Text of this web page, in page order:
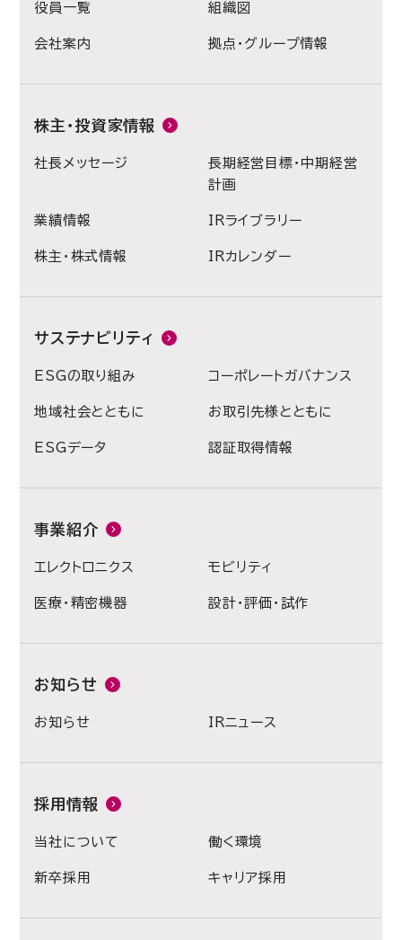
役員一覧 組織図
会社案内 拠点・グループ情報
株主・投資家情報
社長メッセージ
長期経営目標・中期経営
計画
業績情報 IRライブラリー
株主・株式情報 IRカレンダー
サステナビリティ
ESGの取り組み コーポレートガバナンス
地域社会とともに お取引先様とともに
ESGデータ 認証取得情報
事業紹介
エレクトロニクス モビリティ
医療・精密機器 設計・評価・試作
お知らせ
お知らせ IRニュース
採用情報
当社について 働く環境
新卒採用 キャリア採用